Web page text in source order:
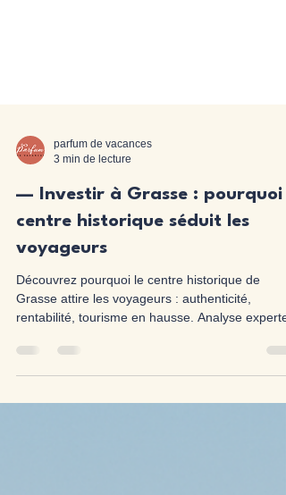
3 min de lecture
— Investir à Grasse : pourquoi
centre historique séduit les
voyageurs
Découvrez pourquoi le centre historique de
rentabilité, tourisme en hausse. Analyse experte